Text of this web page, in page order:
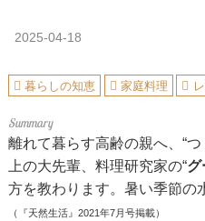
2025-04-18
暮らしの知恵 家庭料理
離れて暮らす高齢の親へ、“
上の大先輩、料理研究家の“グ
方を教わります。暑い季節の
（『天然生活』2021年7月号掲載）